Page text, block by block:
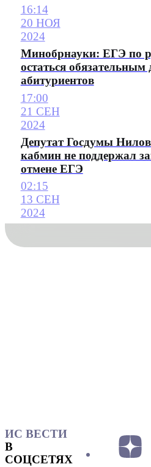
16:14
20 НОЯ
2024
Минобрнауки: ЕГЭ по
остаться обязательным
абитуриентов
17:00
21 СЕН
2024
Депутат Госдумы
кабмин не поддержал
отмене ЕГЭ
02:15
13 СЕН
2024
ИС ВЕСТИ
В
СОЦСЕТЯХ